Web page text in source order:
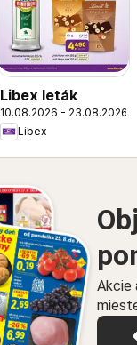
Libex leták
10.08.2026 - 23.08.2026
Libex
Akcie